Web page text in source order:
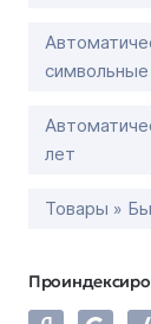
символьные
лет
Товары »